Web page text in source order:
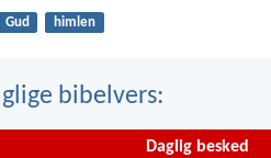
Gud himlen
bibelvers:
Daglig besked